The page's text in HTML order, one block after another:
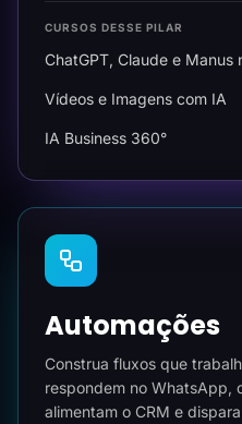
CURSOS DESSE PILAR
ChatGPT, Claude e Manus
Vídeos e Imagens com IA
IA Business 360°
Automações
Construa fluxos que
respondem no WhatsApp,
alimentam o CRM e